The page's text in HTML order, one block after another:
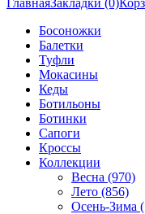
ГлавнаяЗакладки (0)
Босоножки
Балетки
Туфли
Мокасины
Кеды
Ботильоны
Ботинки
Сапоги
Кроссы
Коллекции
Весна (970)
Лето (856)
Осень-Зима